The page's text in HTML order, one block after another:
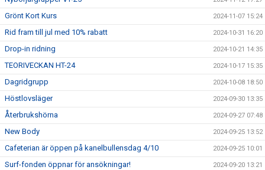
Grönt Kort Kurs 2024-11-07 15:24
Rid fram till jul med 10% rabatt 2024-10-31 16:20
Drop-in ridning 2024-10-21 14:35
TEORIVECKAN HT-24 2024-10-17 15:35
Dagridgrupp 2024-10-08 18:50
Höstlovsläger 2024-09-30 13:35
Återbrukshörna 2024-09-27 07:48
New Body 2024-09-25 13:52
Cafeterian är öppen på kanelbullensdag 4/10 2024-09-25 10:01
Surf-fonden öppnar för ansökningar! 2024-09-20 13:21